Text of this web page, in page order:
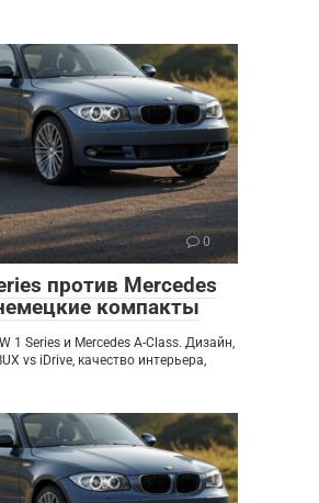
0
против Mercedes
компакты
1 Series и Mercedes A-Class. Дизайн,
vs iDrive, качество интерьера,